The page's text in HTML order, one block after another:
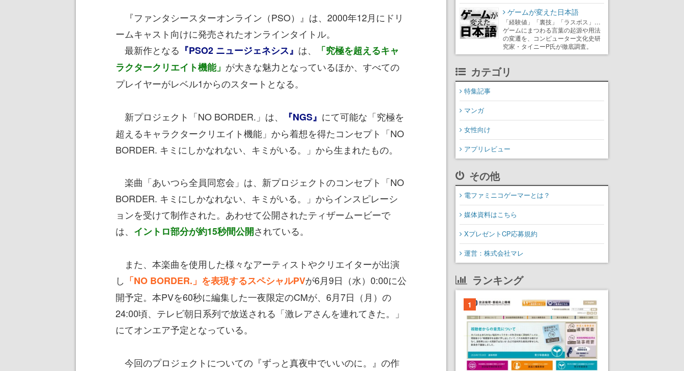
『ファンタシースターオンライン（PSO）』 は、2000年12月にドリ
ームキャスト向けに発売されたオンラインタイトル。
最新作となる 『PSO2 ニュージェネシス』 は、
「究極を超えるキャ
ラクタークリエイト機能」 が大きな魅力となっているほか、すべての
プレイヤーがレベル1からのスタートとなる。
新プロジェクト「NO BORDER.」は、 『NGS』 にて可能な「究極を
超えるキャラクタークリエイト機能」から着想を得たコンセプト「NO
BORDER. キミにしかなれない、キミがいる。」から生まれたもの。
楽曲「あいつら全員同窓会」は、新プロジェクトのコンセプト「NO
BORDER. キミにしかなれない、キミがいる。」からインスピレーシ
ョンを受けて制作された。あわせて公開されたティザームービーで
は、 イントロ部分が約15秒間公開されている。
また、本楽曲を使用した様々なアーティストやクリエイターが出演
し 「NO BORDER.」を表現するスペシャルPVが6月9日（水）0:00に公
開予定。本PVを60秒に編集した一夜限定のCMが、6月7日（月）の
24:00頃、テレビ朝日系列で放送される「激レアさんを連れてきた。」
にてオンエア予定となっている。
今回のプロジェクトについての『ずっと真夜中でいいのに。』の作
ゲームが変えた日本語
「経験値」「裏技」「ラスボス」…
ゲームにまつわる言葉の起源や用法
の変遷を、コンピューター文化史研
究家・タイニーP氏が徹底調査。
カテゴリ
特集記事
マンガ
女性向け
アプリレビュー
その他
電ファミニコゲーマーとは？
媒体資料はこちら
XプレゼントCP応募規約
運営：株式会社マレ
ランキング
1